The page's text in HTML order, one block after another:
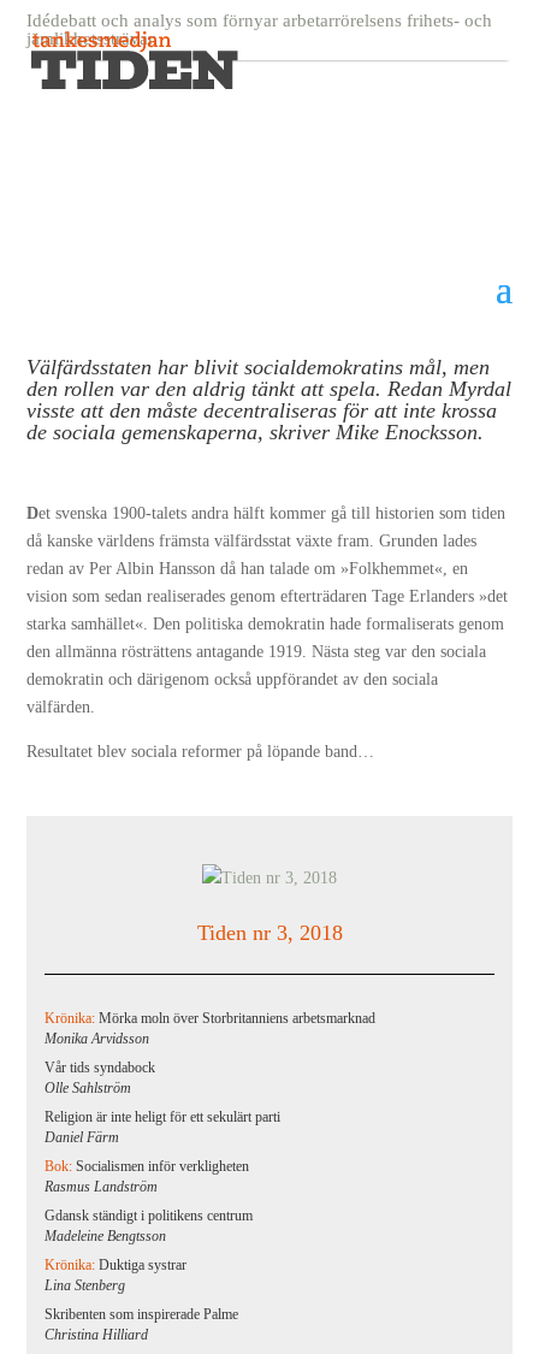
Idédebatt och analys som förnyar arbetarrörelsens frihets- och
jämlikhetssträvan
Välfärdsstaten har blivit socialdemokratins mål, men
den rollen var den aldrig tänkt att spela. Redan Myrdal
visste att den måste decentraliseras för att inte krossa
de sociala gemenskaperna, skriver Mike Enocksson.
Det svenska 1900-talets andra hälft kommer gå till historien som tiden
då kanske världens främsta välfärdsstat växte fram. Grunden lades
redan av Per Albin Hansson då han talade om »Folkhemmet«, en
vision som sedan realiserades genom efterträdaren Tage Erlanders »det
starka samhället«. Den politiska demokratin hade formaliserats genom
den allmänna rösträttens antagande 1919. Nästa steg var den sociala
demokratin och därigenom också uppförandet av den sociala
välfärden.
Resultatet blev sociala reformer på löpande band…
Tiden nr 3, 2018
Krönika:Mörka moln över Storbritanniens arbetsmarknad
Monika Arvidsson
Vår tids syndabock
Olle Sahlström
Religion är inte heligt för ett sekulärt parti
Daniel Färm
Bok:Socialismen inför verkligheten
Rasmus Landström
Gdansk ständigt i politikens centrum
Madeleine Bengtsson
Krönika:Duktiga systrar
Lina Stenberg
Skribenten som inspirerade Palme
Christina Hilliard